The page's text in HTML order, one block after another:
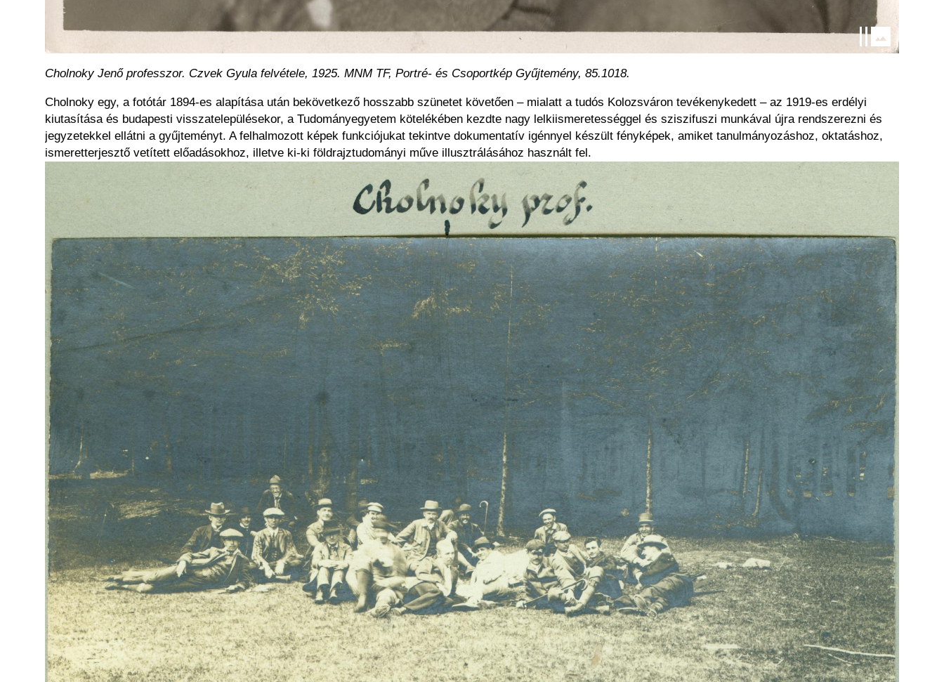
Cholnoky Jenő professzor. Czvek Gyula felvétele, 1925. MNM TF, Portré- és Csoportkép Gyűjtemény, 85.1018.
Cholnoky egy, a fotótár 1894-es alapítása után bekövetkező hosszabb szünetet követően – mialatt a tudós Kolozsváron tevékenykedett – az 1919-es erdélyi
kiutasítása és budapesti visszatelepülésekor, a Tudományegyetem kötelékében kezdte nagy lelkiismeretességgel és sziszifuszi munkával újra rendszerezni és
jegyzetekkel ellátni a gyűjteményt. A felhalmozott képek funkciójukat tekintve dokumentatív igénnyel készült fényképek, amiket tanulmányozáshoz, oktatáshoz,
ismeretterjesztő vetített előadásokhoz, illetve ki-ki földrajztudományi műve illusztrálásához használt fel.